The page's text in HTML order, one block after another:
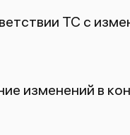
ТС с
изменений в